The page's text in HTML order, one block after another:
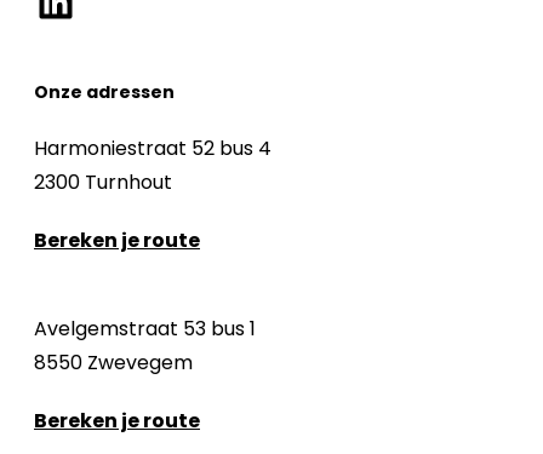
Onze adressen
Harmoniestraat 52 bus 4
2300 Turnhout
Bereken je route
Avelgemstraat 53 bus 1
8550 Zwevegem
Bereken je route